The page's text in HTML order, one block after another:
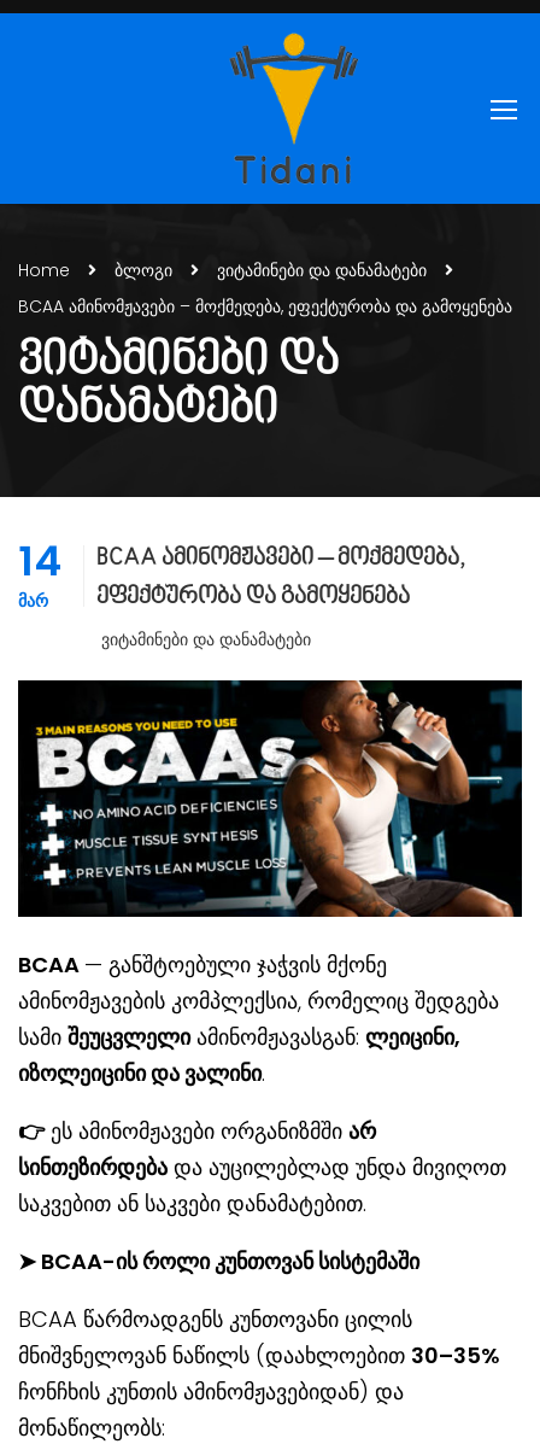
Home ბლოგი
ვიტამინები და დანამატები
BCAA ამინომჟავები – მოქმედება, ეფექტურობა და გამოყენება
ᲕᲘᲢᲐᲛᲘᲜᲔᲑᲘ ᲓᲐ
ᲓᲐᲜᲐᲛᲐᲢᲔᲑᲘ
14
ᲛᲐᲠ
BCAA ამინომჟავები – მოქმედება,
ეფექტურობა და გამოყენება
Ვიტამინები Და Დანამატები
BCAA — განშტოებული ჯაჭვის მქონე
ამინომჟავების კომპლექსია, რომელიც შედგება
სამი შეუცვლელიამინომჟავასგან: ლეიცინი,
იზოლეიცინი და ვალინი.
👉ეს ამინომჟავები ორგანიზმში არ
სინთეზირდება და აუცილებლად უნდა მივიღოთ
საკვებით ან საკვები დანამატებით.
➤ BCAA-ის როლი კუნთოვან სისტემაში
BCAA წარმოადგენს კუნთოვანი ცილის
მნიშვნელოვან ნაწილს (დაახლოებით 30–35%
ჩონჩხის კუნთის ამინომჟავებიდან) და
მონაწილეობს: